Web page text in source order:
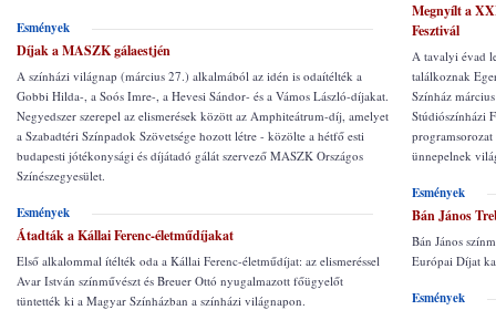
Esmények
Díjak a MASZK gálaestjén
A színházi világnap (március 27.) alkalmából az idén is odaítélték a
Gobbi Hilda-, a Soós Imre-, a Hevesi Sándor- és a Vámos László-díjakat.
Negyedszer szerepel az elismerések között az Amphiteátrum-díj, amelyet
a Szabadtéri Színpadok Szövetsége hozott létre - közölte a hétfő esti
budapesti jótékonysági és díjátadó gálát szervező MASZK Országos
Színészegyesület.
Esmények
Átadták a Kállai Ferenc-életműdíjakat
Első alkalommal ítélték oda a Kállai Ferenc-életműdíjat: az elismeréssel
Avar István színművészt és Breuer Ottó nyugalmazott főügyelőt
tüntették ki a Magyar Színházban a színházi világnapon.
Megnyílt a
Fesztivál
A tavalyi évad
találkoznak
Színház
Stúdiószínházi
ünnepelnek
Esmények
Bán János
Bán János
Európai Díjat
Esmények